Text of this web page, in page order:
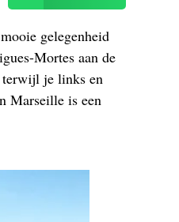
gelegenheid
Mortes aan de
terwijl je links en
Marseille is een